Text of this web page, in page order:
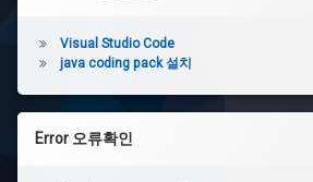
Visual Studio Code
java coding pack 설치
Error 오류확인